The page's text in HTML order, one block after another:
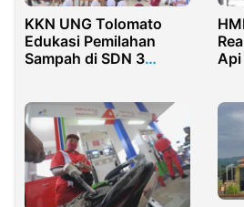
KKN UNG Tolomato
Edukasi Pemilahan
Sampah di SDN 3
Api